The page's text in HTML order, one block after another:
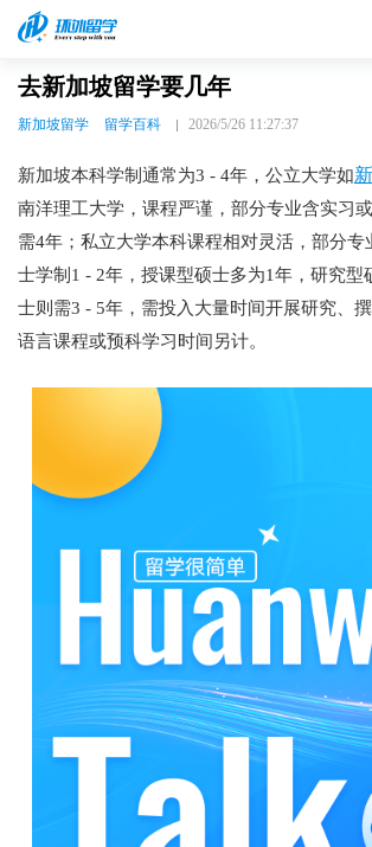
去新加坡留学要几年
新加坡留学 留学百科 2026/5/26 11:27:37
新加坡本科学制通常为3 - 4年，公立大学如
南洋理工大学，课程严谨，部分专业含实习
需4年；私立大学本科课程相对灵活，部分专
士学制1 - 2年，授课型硕士多为1年，研究型
士则需3 - 5年，需投入大量时间开展研究、
语言课程或预科学习时间另计。